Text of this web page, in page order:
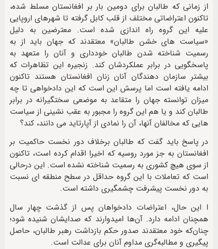
از زمانی که طالبان برای دومین بار بر افغانستان مسلط شده،
تاکنون اعتراضاتی مختلف از قلب کابل گرفته تا شهرهای اروپایی
علیه این گروه راه اندازی شده است. معترضین به دلیل
«سیاست های خشن طالبان» معتقدند که جهان باید از به
رسمیت شناخته شدن طالبان خودداری و آنان را متعهد به
پاسخگویی در برابر عملکردشان کند. زنجیره این تظاهرات که
بیشتر سازمان دهندگان آنان زنان افغانستان هستند تاکنون
ادامه یافته است اما پرسش این است که این دادخواهی تا چه
میزان توانسته جهان را متقاعد به موضعی سختگیرانه در برابر
طالبان کند و یا هم این گروه را مجبور به عقب نشینی از سیاست
هایی که مخالفان آنها، آن را نمادی از آپارتاید می دانند، کند؟
در پاسخ باید گفت که طالبان برخلاف دور نخست حاکمیت بر
افغانستان به جز مورد روسیه که اخیرا اقدام کرده است، تاکنون
از سوی هیچ کشوری به رسمیت شناخته نشده است. این درحالی
است که تعاملات با این گروه حداقل در سطح منطقه ای نسبت
به دور نخست پیشرفت چشمگیری داشته است.
ا این حال، اعتراضات دادخواهان پس از گذشت چهار سال
همچنان ادامه دارد. آن‌ها امیدوارند که صدایشان شنیده شود؛
چنان‌که خود معتقدند صدور حکم بازداشت رهبر طالبان، حاصل
پیگیری‌ و مطالبه‌گری مداوم آنان برای عدالت است.